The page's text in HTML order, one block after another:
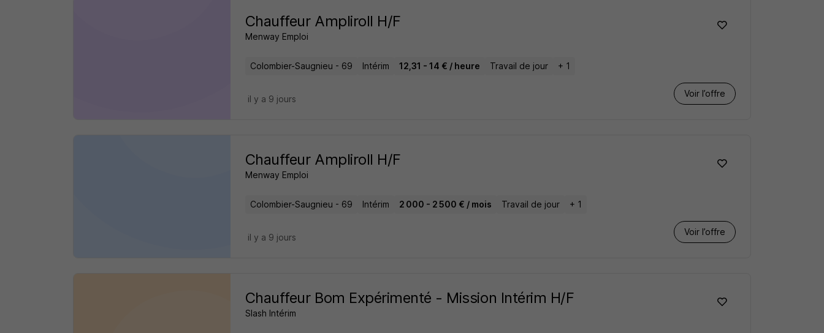
Chauffeur Ampliroll H/F
Menway Emploi
Colombier-Saugnieu - 69 Intérim 12,31 - 14 € / heure Travail de jour + 1
Voir l’offre
il y a 9 jours
Chauffeur Ampliroll H/F
Menway Emploi
Colombier-Saugnieu - 69 Intérim 2 000 - 2 500 € / mois Travail de jour + 1
Voir l’offre
il y a 9 jours
Chauffeur Bom Expérimenté - Mission Intérim H/F
Slash Intérim